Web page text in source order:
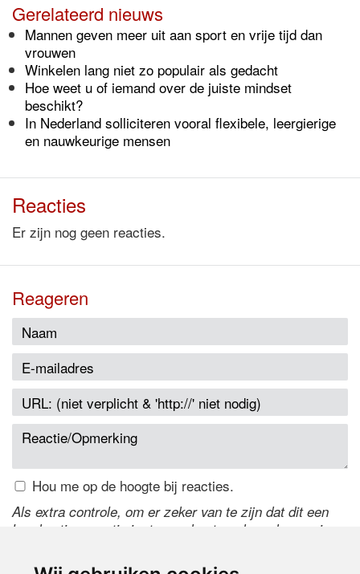
Gerelateerd nieuws
Mannen geven meer uit aan sport en vrije tijd dan
vrouwen
Winkelen lang niet zo populair als gedacht
Hoe weet u of iemand over de juiste mindset
beschikt?
In Nederland solliciteren vooral flexibele, leergierige
en nauwkeurige mensen
Reacties
Er zijn nog geen reacties.
Reageren
Hou me op de hoogte bij reacties.
Als extra controle, om er zeker van te zijn dat dit een
handmatige reactie is, typ onderstaande code over in
de code te wijzigen.